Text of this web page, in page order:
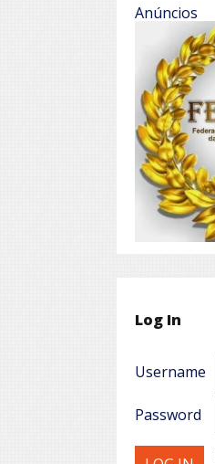
Anúncios
Log In
Username
Password